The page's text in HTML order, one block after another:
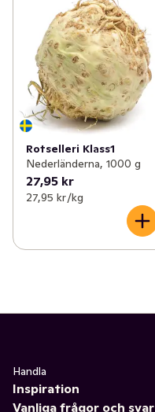
Rotselleri Klass1
Nederländerna, 1000 g
27,95 kr
27,95 kr /kg
Handla
Inspiration
Vanliga frågor och svar